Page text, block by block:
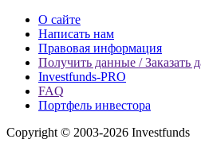
О сайте
Написать нам
Правовая информация
Получить данные / Заказать
Investfunds-PRO
FAQ
Портфель инвестора
Copyright © 2003-2026 Investfunds